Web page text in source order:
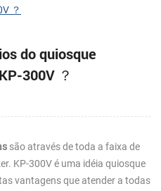
？
do quiosque
300V ？
são através de toda a faixa de
KP-300V é uma idéia quiosque
vantagens que atender a todas